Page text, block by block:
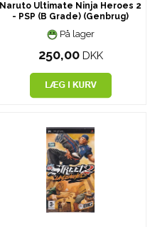
Naruto Ultimate Ninja Heroes 2
- PSP (B Grade) (Genbrug)
På lager
250,00 DKK